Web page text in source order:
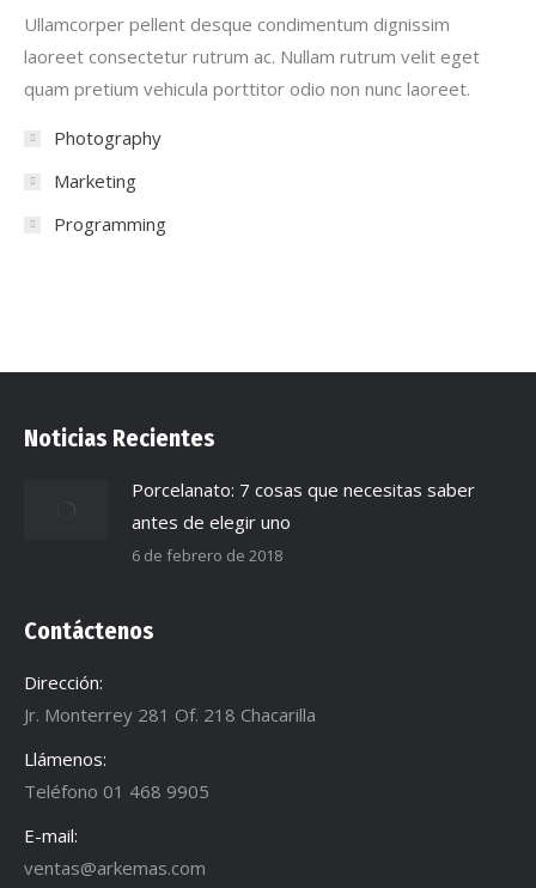
Ullamcorper pellent desque condimentum dignissim
laoreet consectetur rutrum ac. Nullam rutrum velit eget
quam pretium vehicula porttitor odio non nunc laoreet.
Photography
Marketing
Programming
Noticias Recientes
Porcelanato: 7 cosas que necesitas saber
antes de elegir uno
6 de febrero de 2018
Contáctenos
Dirección:
Jr. Monterrey 281 Of. 218 Chacarilla
Llámenos:
Teléfono 01 468 9905
E-mail:
ventas@arkemas.com